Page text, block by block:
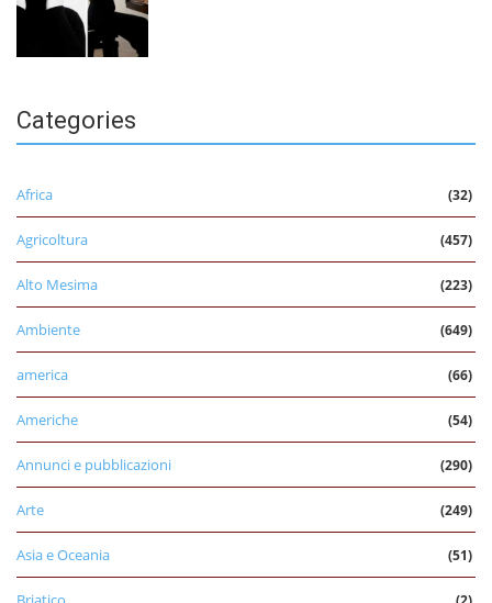
Categories
Africa (32)
Agricoltura (457)
Alto Mesima (223)
Ambiente (649)
america (66)
Americhe (54)
Annunci e pubblicazioni (290)
Arte (249)
Asia e Oceania (51)